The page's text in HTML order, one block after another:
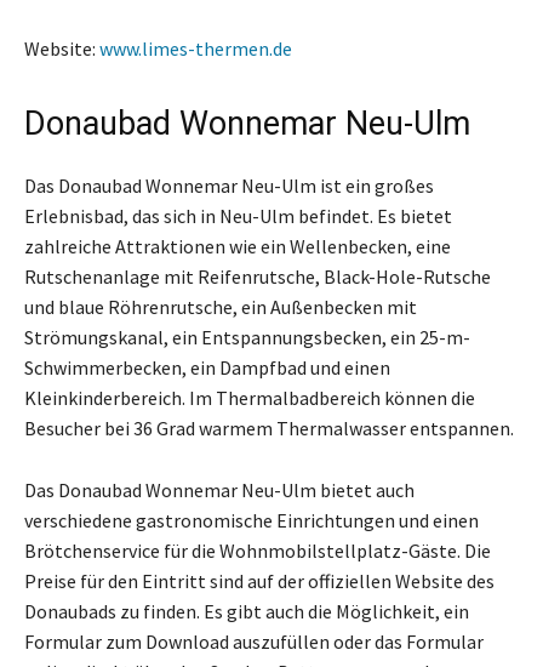
Website: www.limes-thermen.de
Donaubad Wonnemar Neu-Ulm
Das Donaubad Wonnemar Neu-Ulm ist ein großes
Erlebnisbad, das sich in Neu-Ulm befindet. Es bietet
zahlreiche Attraktionen wie ein Wellenbecken, eine
Rutschenanlage mit Reifenrutsche, Black-Hole-Rutsche
und blaue Röhrenrutsche, ein Außenbecken mit
Strömungskanal, ein Entspannungsbecken, ein 25-m-
Schwimmerbecken, ein Dampfbad und einen
Kleinkinderbereich. Im Thermalbadbereich können die
Besucher bei 36 Grad warmem Thermalwasser entspannen.
Das Donaubad Wonnemar Neu-Ulm bietet auch
verschiedene gastronomische Einrichtungen und einen
Brötchenservice für die Wohnmobilstellplatz-Gäste. Die
Preise für den Eintritt sind auf der offiziellen Website des
Donaubads zu finden. Es gibt auch die Möglichkeit, ein
Formular zum Download auszufüllen oder das Formular